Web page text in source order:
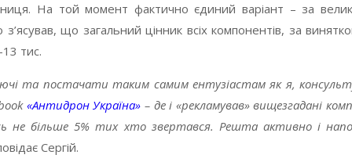
На той момент фактично єдиний варіант – за
що загальний цінник всіх компонентів, за
тис.
та постачати таким самим ентузіастам як я,
«Антидрон Україна» – де і «рекламував» вищезгадані
не більше 5% тих хто звертався. Решта активно і
Сергій.